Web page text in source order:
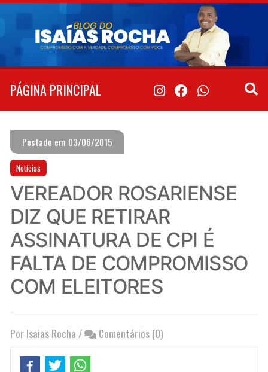
Pular
conteúdo
PÁGINA PRINCIPAL
Postado em 03/06/2015
Notícias
VEREADOR ROSARIENSE
DIZ QUE RETIRAR
ASSINATURA DE CPI É
FALTA DE COMPROMISSO
COM ELEITORES
Por Isaias Rocha / Comentários (0)